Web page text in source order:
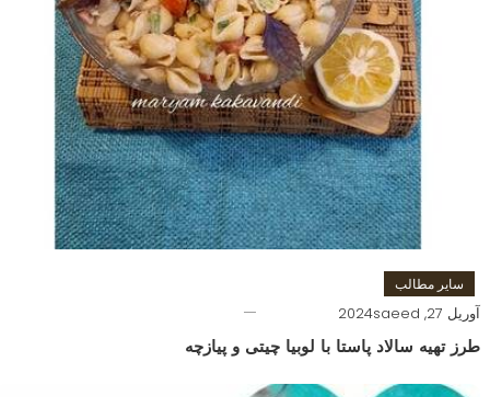
سایر مطالب
آوریل 27, 2024 saeed
طرز تهیه سالاد پاستا با لوبیا چیتی و پیازچه